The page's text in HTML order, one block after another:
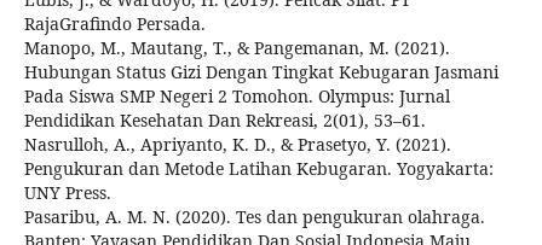
RajaGrafindo Persada.
Manopo, M., Mautang, T., & Pangemanan, M. (2021).
Hubungan Status Gizi Dengan Tingkat Kebugaran Jasmani
Pada Siswa SMP Negeri 2 Tomohon. Olympus: Jurnal
Pendidikan Kesehatan Dan Rekreasi, 2(01), 53–61.
Nasrulloh, A., Apriyanto, K. D., & Prasetyo, Y. (2021).
Pengukuran dan Metode Latihan Kebugaran. Yogyakarta:
UNY Press.
Pasaribu, A. M. N. (2020). Tes dan pengukuran olahraga.